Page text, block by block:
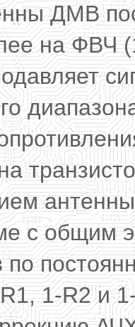
ДМВ
на ФВЧ
с общим
по
1-R2 и